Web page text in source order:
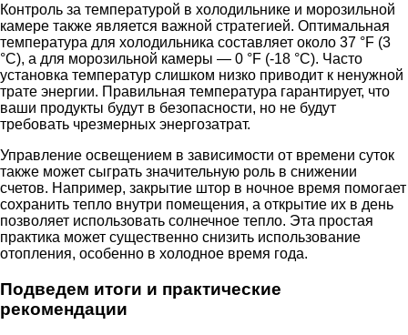
Контроль за температурой в холодильнике и морозильной
камере также является важной стратегией. Оптимальная
температура для холодильника составляет около 37 °F (3
°C), а для морозильной камеры — 0 °F (-18 °C). Часто
установка температур слишком низко приводит к ненужной
трате энергии. Правильная температура гарантирует, что
ваши продукты будут в безопасности, но не будут
требовать чрезмерных энергозатрат.
Управление освещением в зависимости от времени суток
также может сыграть значительную роль в снижении
счетов. Например, закрытие штор в ночное время помогает
сохранить тепло внутри помещения, а открытие их в день
позволяет использовать солнечное тепло. Эта простая
практика может существенно снизить использование
отопления, особенно в холодное время года.
Подведем итоги и практические
рекомендации